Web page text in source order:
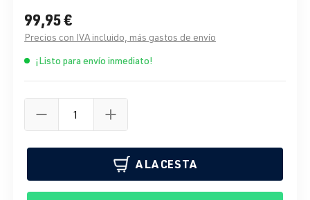
99,95 €
Precios con IVA incluido, más gastos de envío
¡Listo para envío inmediato!
A LA CESTA